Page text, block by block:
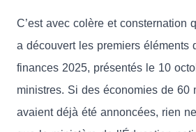
C’est avec colère et consternation
a découvert les premiers éléments
finances 2025, présentés le 10
ministres. Si des économies de 60
avaient déjà été annoncées, rien